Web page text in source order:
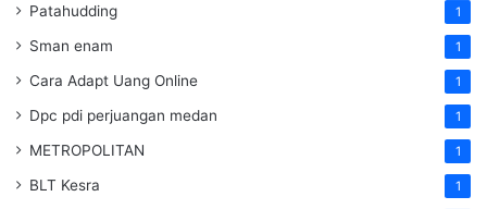
Patahudding 1
Sman enam 1
Cara Adapt Uang Online 1
Dpc pdi perjuangan medan 1
METROPOLITAN 1
BLT Kesra 1